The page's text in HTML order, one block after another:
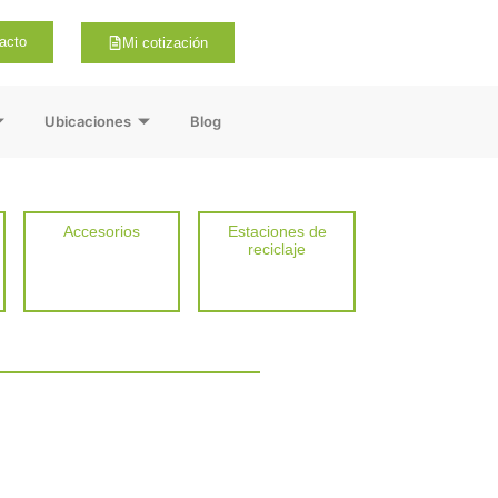
Mi cotización
Ubicaciones Blog
Accesorios
Estaciones de
reciclaje